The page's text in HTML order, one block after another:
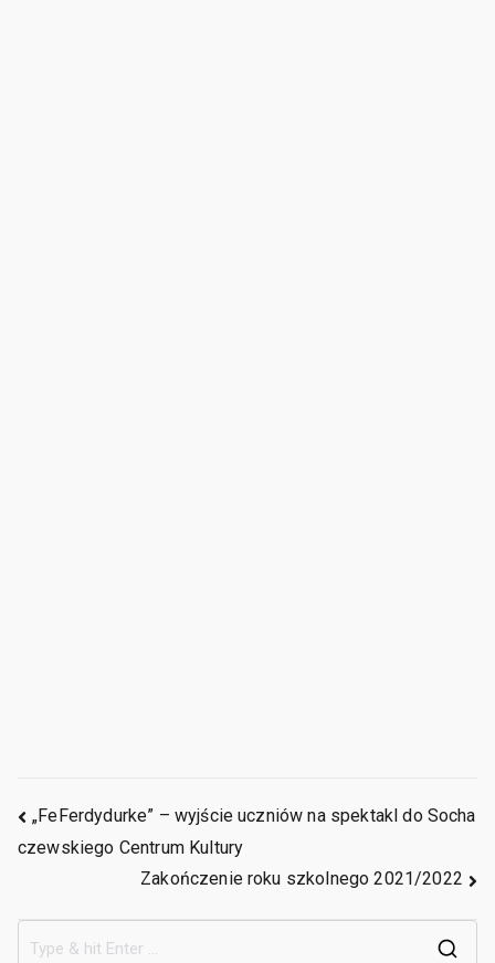
Archiwa
maj 2026